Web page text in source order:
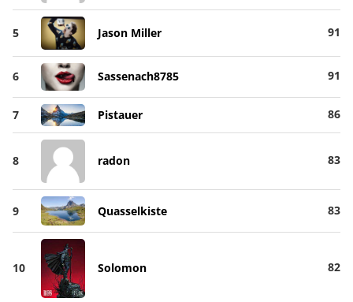
5 Jason Miller 91
6 Sassenach8785 91
7 Pistauer 86
8 radon 83
9 Quasselkiste 83
10 Solomon 82